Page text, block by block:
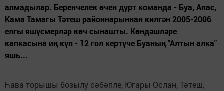
алмадылар. Беренчелек өчен дүрт команда - Буа, Апас,
Кама Тамагы Тәтеш районнарыннан килгән 2005-2006
елгы яшүсмерләр көч сынашты. Көндәшләре
капкасына иң күп - 12 гол кертүче Буаның "Алтын алка"
яшь...
Һава торышы бозылу сәбәпле, Югары Ослан, Тәтеш,